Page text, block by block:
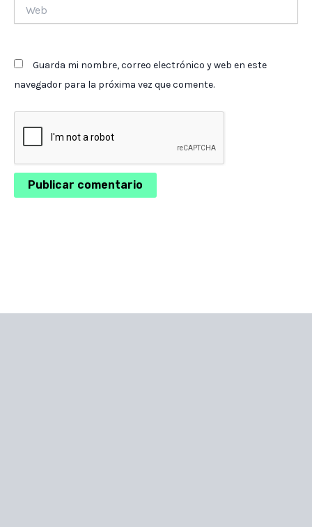
Guarda mi nombre, correo electrónico y web en este
navegador para la próxima vez que comente.